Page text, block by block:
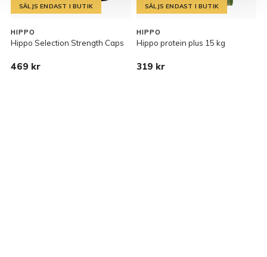
SÄLJS ENDAST I BUTIK
HIPPO
Hippo Selection Strength Caps
469 kr
SÄLJS ENDAST I BUTIK
HIPPO
Hippo protein plus 15 kg
319 kr